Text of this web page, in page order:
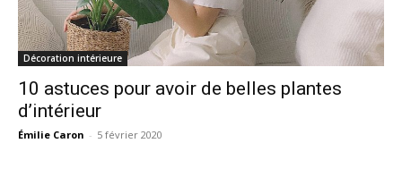
Décoration intérieure
10 astuces pour avoir de belles plantes
d’intérieur
Émilie Caron - 5 février 2020